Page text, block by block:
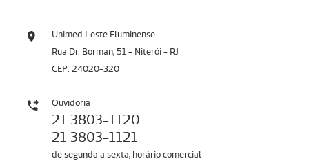
Unimed Leste Fluminense
Rua Dr. Borman, 51 - Niterói - RJ
CEP: 24020-320
Ouvidoria
21 3803-1120
21 3803-1121
de segunda a sexta, horário comercial